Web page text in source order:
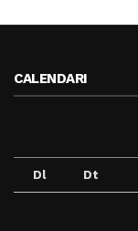
CALENDARI
Dl Dt